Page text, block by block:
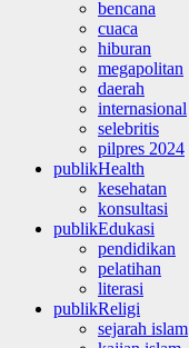
bencana
cuaca
hiburan
megapolitan
daerah
internasional
selebritis
pilpres 2024
publikHealth
kesehatan
konsultasi
publikEdukasi
pendidikan
pelatihan
literasi
publikReligi
sejarah islam